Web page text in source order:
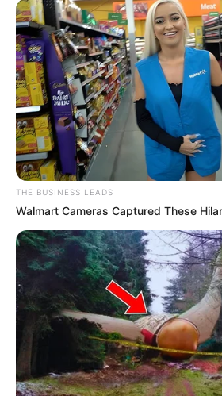
hogyvolt.co - 2026 | Adatvédelem